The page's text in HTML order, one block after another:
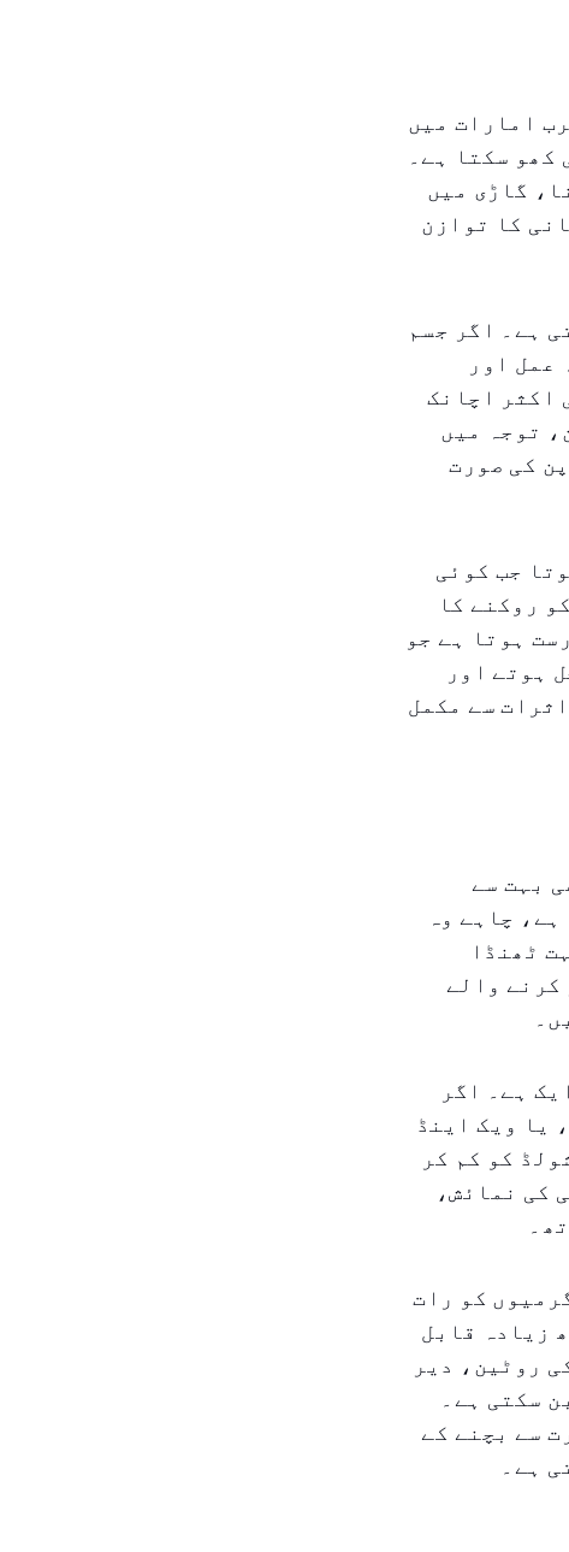
امارات میں
سکتا ہے۔
گاڑی میں
کا توازن
ہے۔ اگر جسم
عمل اور
اکثر اچانک
توجہ میں
کی صورت
جب کوئی
روکنے کا
ہوتا ہے جو
ہوتے اور
سے مکمل
بہت سے
چاہے وہ
ٹھنڈا
کرنے والے
ہے۔ اگر
یا ویک اینڈ
کو کم کر
کی نمائش،
کو رات
زیادہ قابل
روٹین، دیر
سکتی ہے۔
سے بچنے کے
ہے۔